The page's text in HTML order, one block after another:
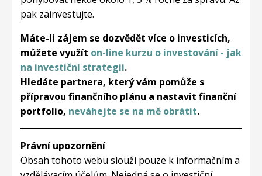
pak zainvestujte.
Máte-li zájem se dozvědět více o investicích,
můžete využít on-line kurzu o investování - jak
na investiční strategii.
Hledáte partnera, který vám pomůže s
přípravou finančního plánu a nastavit finanční
portfolio, neváhejte se na mě obrátit.
Právní upozornění
Obsah tohoto webu slouží pouze k informačním a